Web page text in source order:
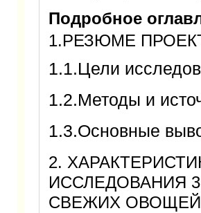
Подробное
1.РЕЗЮМЕ
1.1.Цели
1.2.Методы и
1.3.Основные
2.
ИССЛЕДОВАНИЯ
СВЕЖИХ